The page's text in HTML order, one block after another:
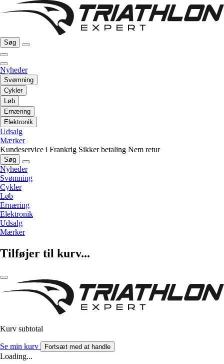
Søg
Nyheder
Svømning
Cykler
Løb
Ernæring
Elektronik
Udsalg
Mærker
Kundeservice i Frankrig Sikker betaling Nem retur
Søg
Nyheder
Svømning
Cykler
Løb
Ernæring
Elektronik
Udsalg
Mærker
Tilføjer til kurv...
Kurv subtotal
Se min kurv Fortsæt med at handle
Loading...